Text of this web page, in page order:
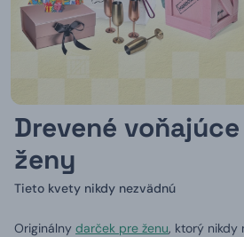
Drevené
ženy
Tieto kvety nikdy nezvädnú
Originálny darček pre ženu, ktorý nikdy